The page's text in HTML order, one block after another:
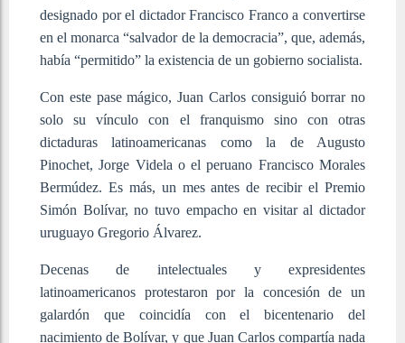
designado por el dictador Francisco Franco a convertirse
en el monarca “salvador de la democracia”, que, además,
había “permitido” la existencia de un gobierno socialista.
Con este pase mágico, Juan Carlos consiguió borrar no
solo su vínculo con el franquismo sino con otras
dictaduras latinoamericanas como la de Augusto
Pinochet, Jorge Videla o el peruano Francisco Morales
Bermúdez. Es más, un mes antes de recibir el Premio
Simón Bolívar, no tuvo empacho en visitar al dictador
uruguayo Gregorio Álvarez.
Decenas de intelectuales y expresidentes
latinoamericanos protestaron por la concesión de un
galardón que coincidía con el bicentenario del
nacimiento de Bolívar, y que Juan Carlos compartía nada